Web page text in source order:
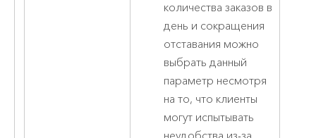
количества заказов в
день и сокращения
отставания можно
выбрать данный
параметр несмотря
на то, что клиенты
могут испытывать